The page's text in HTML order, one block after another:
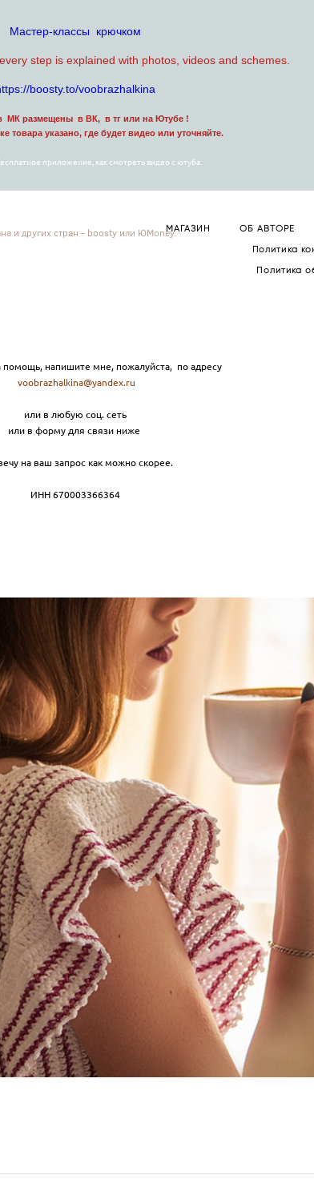
Мастер-классы крючком
step is explained with photos, videos and schemes.
boosty.to/voobrazhalkina
МК размещены в ВК, в тг или на Ютубе !
товара указано, где будет видео или уточняйте.
приложение, как смотреть видео с ютуба.
и других стран - boosty или ЮMoney.МАГАЗИН ОБ АВТОРЕ
Политика
Политика
помощь, напишите мне, пожалуйста, по адресу
voobrazhalkina@yandex.ru
или в любую соц. сеть
или в форму для связи ниже
на ваш запрос как можно скорее.
ИНН 670003366364